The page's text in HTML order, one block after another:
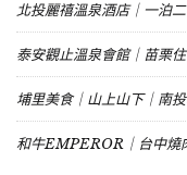
北投麗禧溫泉酒店｜一泊
泰安觀止溫泉會館｜苗栗
埔里美食｜山上山下｜南
和牛EMPEROR｜台中燒